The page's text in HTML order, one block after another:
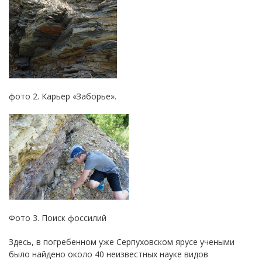
фото 2. Карьер «Заборье».
Фото 3. Поиск фоссилий
Здесь, в погребенном уже Серпуховском ярусе учеными
было найдено около 40 неизвестных науке видов